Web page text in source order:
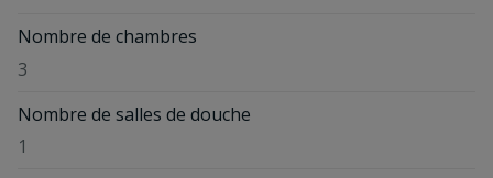
Nombre de chambres
3
Nombre de salles de douche
1